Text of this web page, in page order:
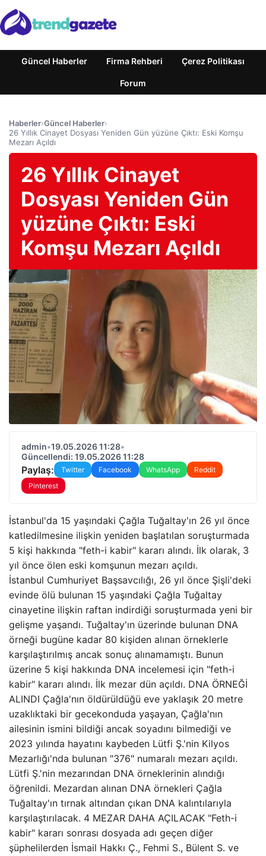
Güncel Haberler Firma Rehberi Çerez Politikası
Forum
Haberler›Güncel Haberler›
26 Yıllık Cinayet Dosyası Yeniden Gün yüzüne Çıktı: Eski Komşu
Mezarı Açıldı
26 Yıllık Cinayet
Dosyası Yeniden Gün
yüzüne Çıktı: Eski
Komşu Mezarı Açıldı
admin•19.05.2026 11:28•
Güncellendi: 19.05.2026 11:28
Paylaş: Twitter Facebook WhatsApp
Reddit
Pinterest
İstanbul'da 15 yaşındaki Çağla Tuğaltay'ın 26 yıl önce
katledilmesine ilişkin yeniden başlatılan soruşturmada
5 kişi hakkında "feth-i kabir" kararı alındı. İlk olarak, 3
yıl önce ölen eski komşunun mezarı açıldı.
İstanbul Cumhuriyet Başsavcılığı, 26 yıl önce Şişli'deki
evinde ölü bulunan 15 yaşındaki Çağla Tuğaltay
cinayetine ilişkin raftan indirdiği soruşturmada yeni bir
gelişme yaşandı. Tuğaltay'ın üzerinde bulunan DNA
örneği bugüne kadar 80 kişiden alınan örneklerle
karşılaştırılmış ancak sonuç alınamamıştı. Bunun
üzerine 5 kişi hakkında DNA incelemesi için "feth-i
kabir" kararı alındı. İlk mezar dün açıldı. DNA ÖRNEĞİ
ALINDI Çağla'nın öldürüldüğü eve yaklaşık 20 metre
uzaklıktaki bir gecekonduda yaşayan, Çağla'nın
ailesinin ismini bildiği ancak soyadını bilmediği ve
2023 yılında hayatını kaybeden Lütfi Ş.'nin Kilyos
Mezarlığı'nda bulunan "376" numaralı mezarı açıldı.
Lütfi Ş.'nin mezarından DNA örneklerinin alındığı
öğrenildi. Mezardan alınan DNA örnekleri Çağla
Tuğaltay'ın tırnak altından çıkan DNA kalıntılarıyla
karşılaştırılacak. 4 MEZAR DAHA AÇILACAK "Feth-i
kabir" kararı sonrası dosyada adı geçen diğer
şüphelilerden İsmail Hakkı Ç., Fehmi S., Bülent S. ve